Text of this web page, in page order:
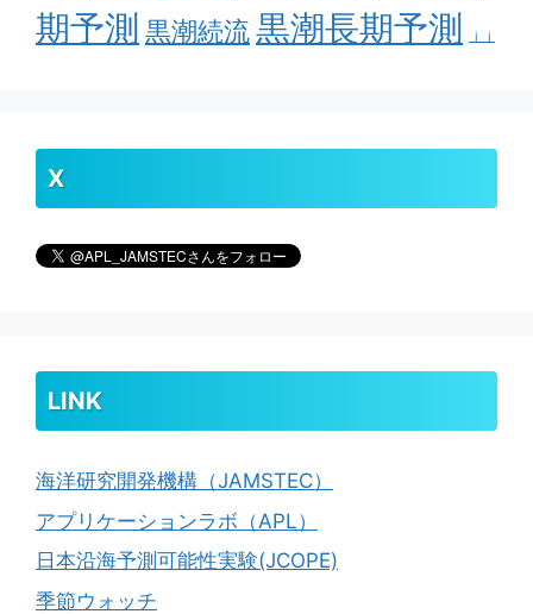
期予測 黒潮続流黒潮長期予測 ｊｊ
X
LINK
海洋研究開発機構（JAMSTEC）
アプリケーションラボ（APL）
日本沿海予測可能性実験(JCOPE)
季節ウォッチ